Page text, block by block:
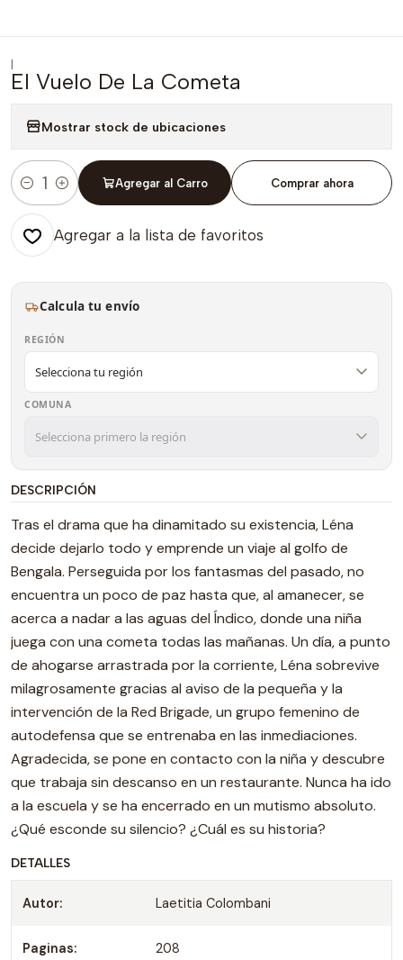
|
El Vuelo De La Cometa
Mostrar stock de ubicaciones
Cantidad
Agregar al Carro Comprar ahora
Agregar a la lista de favoritos
Calcula tu envío
REGIÓN
COMUNA
DESCRIPCIÓN
Tras el drama que ha dinamitado su existencia, Léna
decide dejarlo todo y emprende un viaje al golfo de
Bengala. Perseguida por los fantasmas del pasado, no
encuentra un poco de paz hasta que, al amanecer, se
acerca a nadar a las aguas del Índico, donde una niña
juega con una cometa todas las mañanas. Un día, a punto
de ahogarse arrastrada por la corriente, Léna sobrevive
milagrosamente gracias al aviso de la pequeña y la
intervención de la Red Brigade, un grupo femenino de
autodefensa que se entrenaba en las inmediaciones.
Agradecida, se pone en contacto con la niña y descubre
que trabaja sin descanso en un restaurante. Nunca ha ido
a la escuela y se ha encerrado en un mutismo absoluto.
¿Qué esconde su silencio? ¿Cuál es su historia?
DETALLES
Autor: Laetitia Colombani
Paginas: 208